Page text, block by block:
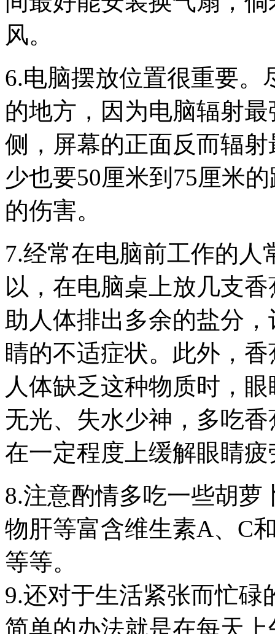
风。
6.电脑摆放位置很重要
的地方，因为电脑辐射
侧，屏幕的正面反而辐
少也要50厘米到75厘米
的伤害。
7.经常在电脑前工作的
以，在电脑桌上放几支
助人体排出多余的盐分
睛的不适症状。此外，
人体缺乏这种物质时，
无光、失水少神，多吃
在一定程度上缓解眼睛
8.注意酌情多吃一些胡
物肝等富含维生素A、C
等等。
9.还对于生活紧张而忙
简单的办法就是在每天